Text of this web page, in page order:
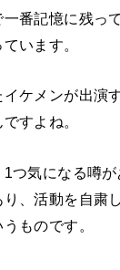
番記憶に残っ
います。
ケメンが出演
すよね。
つ気になる噂
、活動を自粛
ものです。